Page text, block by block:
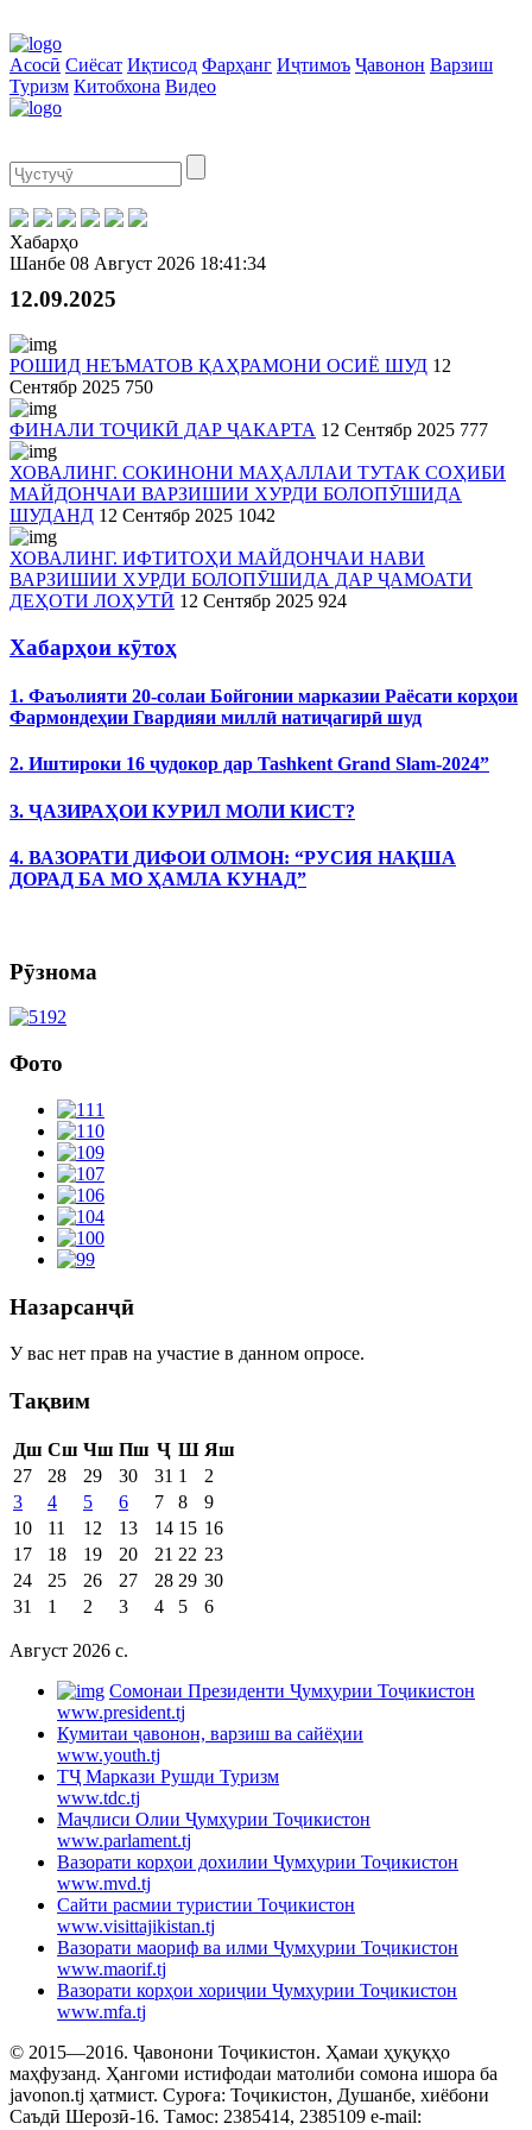
Асосӣ Сиёсат Иқтисод Фарҳанг Иҷтимоъ Ҷавонон Варзиш
Туризм Китобхона Видео
Хабарҳо
Шанбе 08 Август 2026 18:41:34
12.09.2025
РОШИД НЕЪМАТОВ ҚАҲРАМОНИ ОСИЁ ШУД 12
Сентябр 2025 750
ФИНАЛИ ТОҶИКӢ ДАР ҶАКАРТА 12 Сентябр 2025 777
ХОВАЛИНГ. СОКИНОНИ МАҲАЛЛАИ ТУТАК СОҲИБИ
МАЙДОНЧАИ ВАРЗИШИИ ХУРДИ БОЛОПӮШИДА
ШУДАНД 12 Сентябр 2025 1042
ХОВАЛИНГ. ИФТИТОҲИ МАЙДОНЧАИ НАВИ
ВАРЗИШИИ ХУРДИ БОЛОПӮШИДА ДАР ҶАМОАТИ
ДЕҲОТИ ЛОҲУТӢ 12 Сентябр 2025 924
Хабарҳои кӯтоҳ
1. Фаъолияти 20-солаи Бойгонии марказии Раёсати корҳои
Фармондеҳии Гвардияи миллӣ натиҷагирӣ шуд
2. Иштироки 16 ҷудокор дар Tashkent Grand Slam-2024”
3. ҶАЗИРАҲОИ КУРИЛ МОЛИ КИСТ?
4. ВАЗОРАТИ ДИФОИ ОЛМОН: “РУСИЯ НАҚША
ДОРАД БА МО ҲАМЛА КУНАД”
Рӯзнома
Фото
Назарсанҷӣ
У вас нет прав на участие в данном опросе.
Тақвим
Дш Сш Чш Пш Ҷ Ш Яш
27
28 29 30 31 1
2
3
4 5 6 7 8
9
10
11 12 13 14 15 16
17
18 19 20 21 22 23
24
25 26 27 28 29 30
31
1 2 3 4 5 6
Август 2026 c.
Cомонаи Президенти Ҷумҳурии Тоҷикистон
www.president.tj
Кумитаи ҷавонон, варзиш ва сайёҳии
www.youth.tj
ТҶ Маркази Рушди Туризм
www.tdc.tj
Маҷлиси Олии Ҷумҳурии Тоҷикистон
www.parlament.tj
Вазорати корҳои дохилии Ҷумҳурии Тоҷикистон
www.mvd.tj
Сайти расмии туристии Тоҷикистон
www.visittajikistan.tj
Вазорати маориф ва илми Ҷумҳурии Тоҷикистон
www.maorif.tj
Вазорати корҳои хориҷии Ҷумҳурии Тоҷикистон
www.mfa.tj
© 2015—2016. Ҷавонони Тоҷикистон. Ҳамаи ҳуқуқҳо
маҳфузанд. Ҳангоми истифодаи матолиби сомона ишора ба
javonon.tj ҳатмист. Суроға: Тоҷикистон, Душанбе, хиёбони
Саъдӣ Шерозӣ-16. Тамос: 2385414, 2385109 e-mail: